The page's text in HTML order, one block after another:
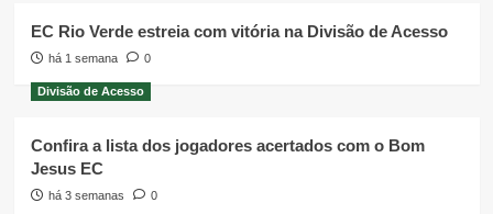
EC Rio Verde estreia com vitória na Divisão de Acesso
há 1 semana 0
Divisão de Acesso
Confira a lista dos jogadores acertados com o Bom
Jesus EC
há 3 semanas 0